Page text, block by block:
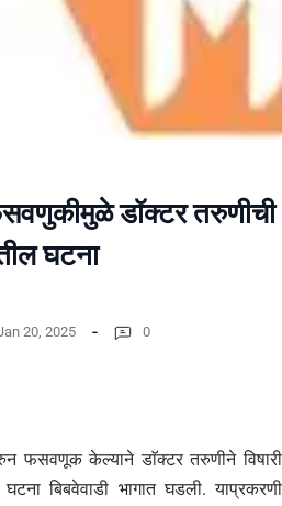
डॉक्टर तरुणीची
घटना
20, 2025 0
फसवणूक केल्याने डाॅक्टर तरुणीने विषारी
बिबवेवाडी भागात घडली. याप्रकरणी